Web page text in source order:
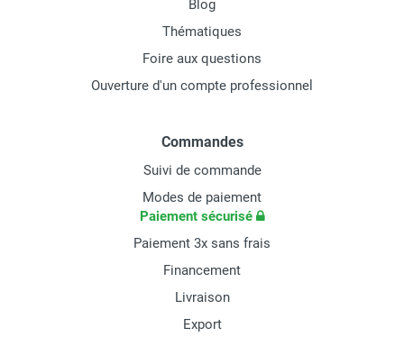
Blog
Thématiques
Foire aux questions
Ouverture d'un compte professionnel
Commandes
Suivi de commande
Modes de paiement
Paiement sécurisé
Paiement 3x sans frais
Financement
Livraison
Export